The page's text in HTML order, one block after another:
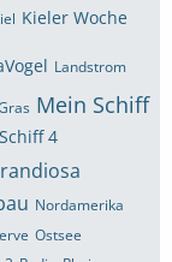
Kieler Woche
Landstrom
Mein Schiff
4
Nordamerika
Ostsee